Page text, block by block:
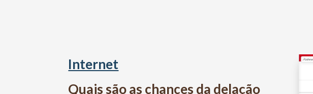
Internet
Quais são as chances da delação